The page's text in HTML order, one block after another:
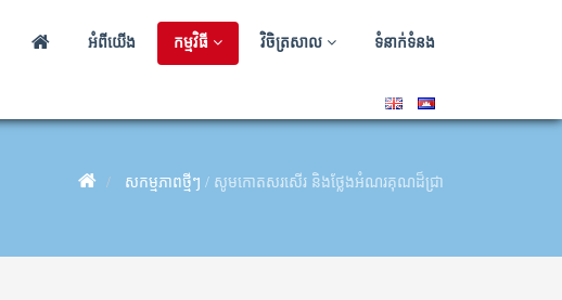
អំពីយើង កម្មវិធី វិចិត្រសាល ទំនាក់ទំនង
សកម្មភាពថ្មីៗ /សូមកោតសរសើរ និងថ្លែងអំណរគុណដ៏ជ្រាលជ្រៅ និងស្មោះស្ម័គ្